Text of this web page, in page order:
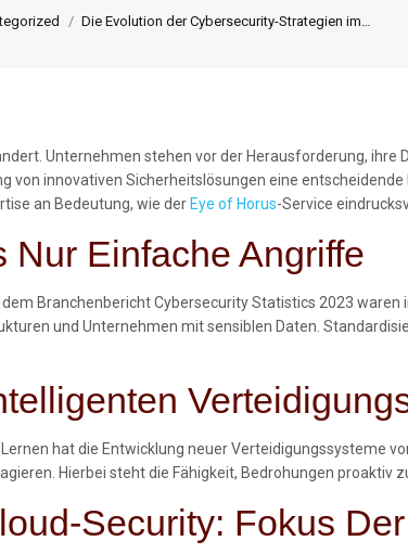
Die Evolution der Cybersecurity-Strategien im…
Unternehmen stehen vor der Herausforderung, ihre
von innovativen Sicherheitslösungen eine
an Bedeutung, wie der Eye of Horus-Service
Nur Einfache Angriffe
BranchenberichtCybersecurity Statistics 2023 waren
und Unternehmen mit sensiblen Daten.
hat die Entwicklung neuer Verteidigungssysteme
Hierbei steht die Fähigkeit, Bedrohungen proaktiv
Security: Fokus